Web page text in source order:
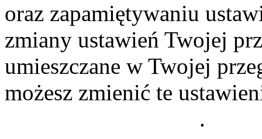
oraz zapamiętywaniu
zmiany ustawień Twojej
umieszczane w Twojej
możesz zmienić te
.